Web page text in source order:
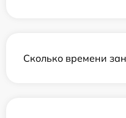
Сколько времени